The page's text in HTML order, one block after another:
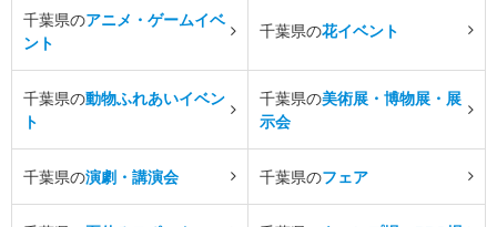
千葉県のアニメ・ゲームイベ
ント
千葉県の花イベント
千葉県の動物ふれあいイベン
ト
千葉県の美術展・博物展・展
示会
千葉県の演劇・講演会 千葉県のフェア